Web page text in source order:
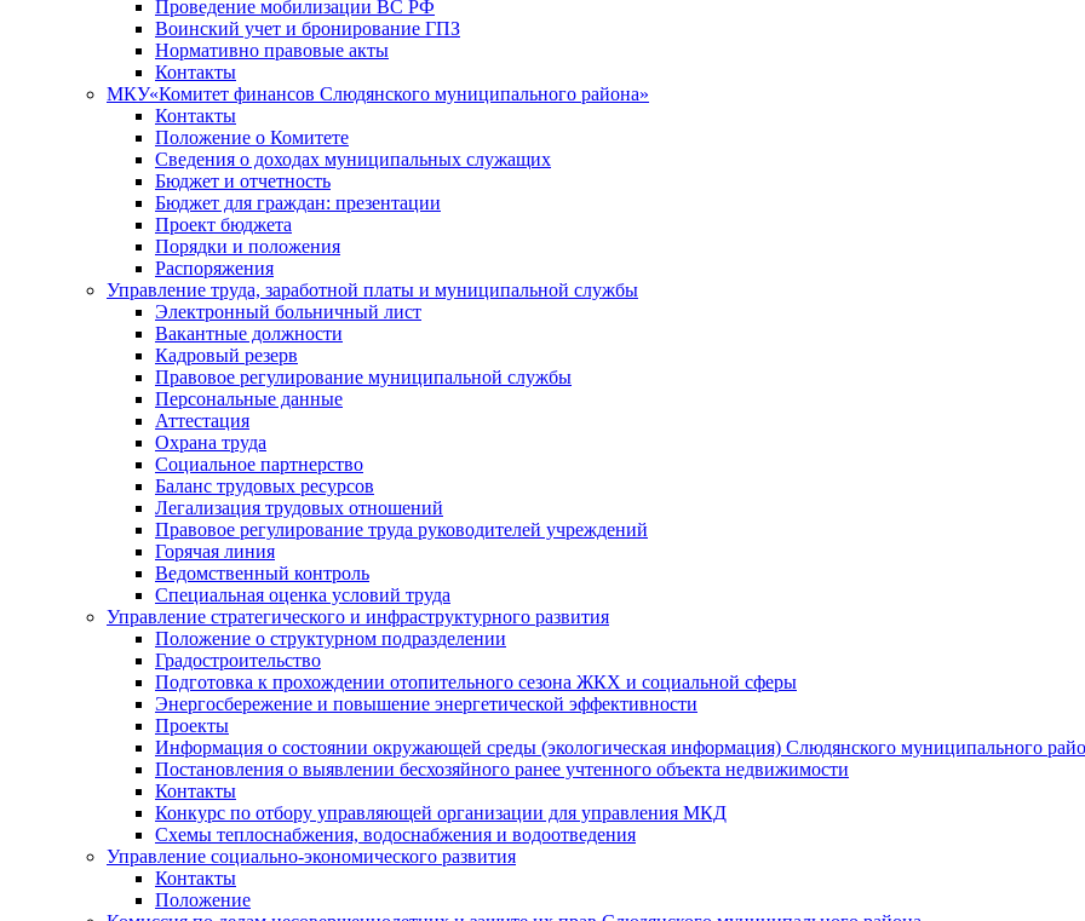
Проведение мобилизации ВС РФ
Воинский учет и бронирование ГПЗ
Нормативно правовые акты
Контакты
МКУ«Комитет финансов Слюдянского муниципального района»
Контакты
Положение о Комитете
Сведения о доходах муниципальных служащих
Бюджет и отчетность
Бюджет для граждан: презентации
Проект бюджета
Порядки и положения
Распоряжения
Управление труда, заработной платы и муниципальной службы
Электронный больничный лист
Вакантные должности
Кадровый резерв
Правовое регулирование муниципальной службы
Персональные данные
Аттестация
Охрана труда
Социальное партнерство
Баланс трудовых ресурсов
Легализация трудовых отношений
Правовое регулирование труда руководителей учреждений
Горячая линия
Ведомственный контроль
Специальная оценка условий труда
Управление стратегического и инфраструктурного развития
Положение о структурном подразделении
Градостроительство
Подготовка к прохождении отопительного сезона ЖКХ и социальной сферы
Энергосбережение и повышение энергетической эффективности
Проекты
Информация о состоянии окружающей среды (экологическая информация) Слюдянского муниципального
Постановления о выявлении бесхозяйного ранее учтенного объекта недвижимости
Контакты
Конкурс по отбору управляющей организации для управления МКД
Схемы теплоснабжения, водоснабжения и водоотведения
Управление социально-экономического развития
Контакты
Положение